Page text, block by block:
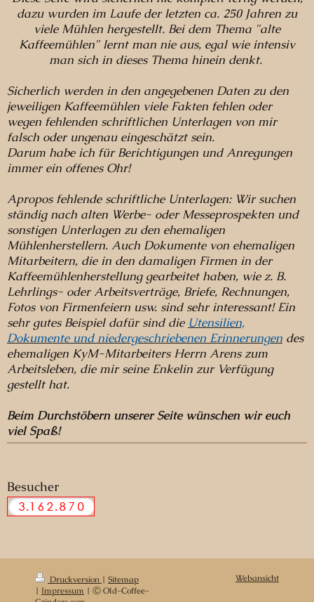
dazu wurden im Laufe der letzten ca. 250 Jahren zu
viele Mühlen hergestellt. Bei dem Thema "alte
Kaffeemühlen" lernt man nie aus, egal wie intensiv
man sich in dieses Thema hinein denkt.
Sicherlich werden in den angegebenen Daten zu den
jeweiligen Kaffeemühlen viele Fakten fehlen oder
wegen fehlenden schriftlichen Unterlagen von mir
falsch oder ungenau eingeschätzt sein.
Darum habe ich für Berichtigungen und Anregungen
immer ein offenes Ohr!
Apropos fehlende schriftliche Unterlagen: Wir suchen
ständig nach alten Werbe- oder Messeprospekten und
sonstigen Unterlagen zu den ehemaligen
Mühlenherstellern. Auch Dokumente von ehemaligen
Mitarbeitern, die in den damaligen Firmen in der
Kaffeemühlenherstellung gearbeitet haben, wie z. B.
Lehrlings- oder Arbeitsverträge, Briefe, Rechnungen,
Fotos von Firmenfeiern usw. sind sehr interessant! Ein
sehr gutes Beispiel dafür sind die Utensilien,
Dokumente und niedergeschriebenen Erinnerungen des
ehemaligen KyM-Mitarbeiters Herrn Arens zum
Arbeitsleben, die mir seine Enkelin zur Verfügung
gestellt hat.
Beim Durchstöbern unserer Seite wünschen wir euch
viel Spaß!
Besucher
Druckversion | Sitemap
| Impressum | Ⓒ Old-Coffee-
Webansicht